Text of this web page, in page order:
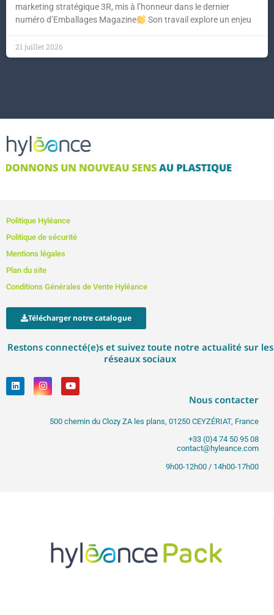
marketing stratégique 3R, mis à l’honneur dans le dernier
numéro d’Emballages Magazine
Son travail explore un enjeu
21 juillet 2026
Politique Hyléance
Politique de sécurité
Mentions légales
Plan du site
Conditions Générales de Vente Hyléance
Télécharger notre catalogue
Restons connecté(e)s et suivez toute notre actualité sur les
réseaux sociaux
Nous contacter
500 chemin du Clozy ZA les plans, 01250 CEYZÉRIAT, France
+33 (0)4 74 50 95 08
contact@hyleance.com
9h00-12h00 / 14h00-17h00